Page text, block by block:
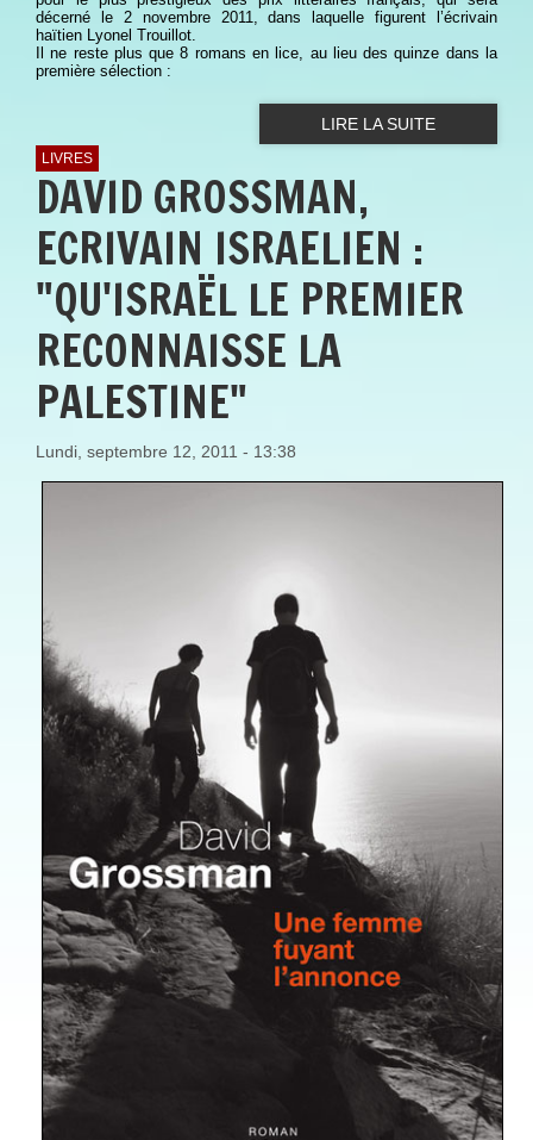
décerné le 2 novembre 2011, dans laquelle figurent l’écrivain
haïtien Lyonel Trouillot.
Il ne reste plus que 8 romans en lice, au lieu des quinze dans la
première sélection :
LIRE LA SUITE
LIVRES
DAVID GROSSMAN,
ECRIVAIN ISRAELIEN :
"QU'ISRAËL LE PREMIER
RECONNAISSE LA
PALESTINE"
Lundi, septembre 12, 2011 - 13:38